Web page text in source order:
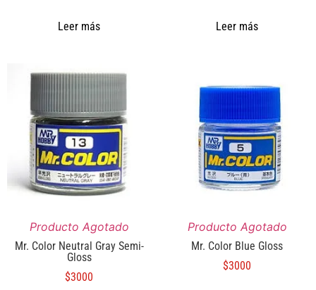
Leer más Leer más
Producto Agotado
Mr. Color Neutral Gray Semi-
Gloss
$3000
Producto Agotado
Mr. Color Blue Gloss
$3000